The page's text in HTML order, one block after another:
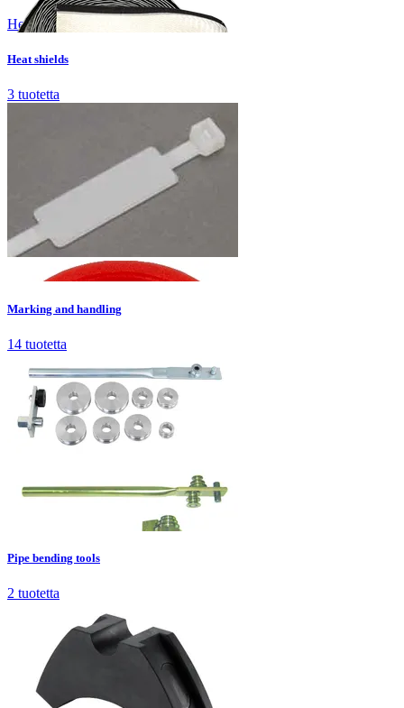
Heat shields
Heat shields
3 tuotetta
Marking and handling14 tuotetta
Marking and handling
14 tuotetta
tuotetta
Pipe bending tools
2 tuotetta